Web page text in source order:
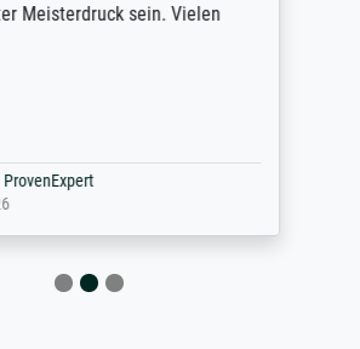
Meisterdruck sein. Vielen
ProvenExpert